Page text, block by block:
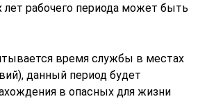
рабочего периода может быть
время службы в местах
данный период будет
в опасных для жизни